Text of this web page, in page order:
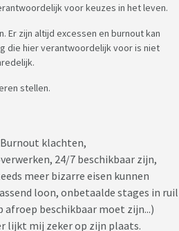
voor keuzes in het leven.
Er zijn altijd excessen en burnout kan
die hier verantwoordelijk voor is niet
stellen.
klachten,
24/7 beschikbaar zijn,
meer bizarre eisen kunnen
loon, onbetaalde stages in ruil
beschikbaar moet zijn...)
lijkt mij zeker op zijn plaats.